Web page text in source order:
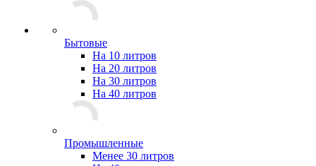
Бытовые
На 10 литров
На 20 литров
На 30 литров
На 40 литров
Промышленные
Менее 30 литров